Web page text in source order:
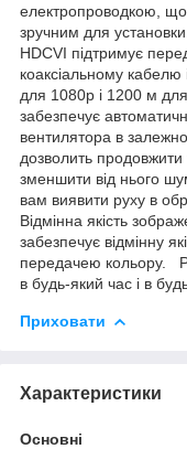
електропроводкою, що
зручним для
HDCVI підтримує
коаксіальному
для 1080p і 1200 м
забезпечує
вентилятора в
дозволить
зменшити від нього
вам виявити руху в
Відмінна якість
забезпечує відмінну
передачею кольору.
в будь-який час і в
Приховати
Характеристики
Основні